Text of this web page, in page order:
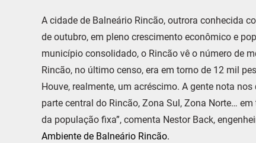
A cidade de Balneário Rincão, outrora conhecida
de outubro, em pleno crescimento econômico e
município consolidado, o Rincão vê o número de
Rincão, no último censo, era em torno de 12 mil
Houve, realmente, um acréscimo. A gente nota
parte central do Rincão, Zona Sul, Zona Norte…
da população fixa”, comenta Nestor Back,
Ambiente de Balneário Rincão.